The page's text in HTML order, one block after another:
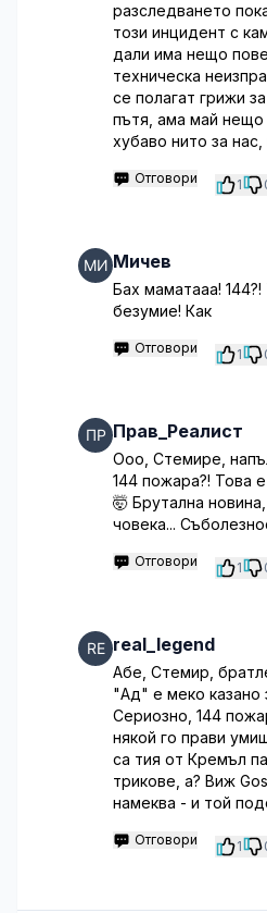
разследването
този инцидент с
дали има нещо
техническа
се полагат грижи
пътя, ама май
хубаво нито за нас,
Отговори 1
Мичев
Бах маматааа!
безумие! Как
Отговори 1
Прав_Реалист
Ооо, Стемире,
144 пожара?! Това
🤯 Брутална
човека...
Отговори 1
real_legend
Абе, Стемир,
"Ад" е меко казано
Сериозно, 144
някой го прави
са тия от Кремъл
трикове, а? Виж
намеква - и той
Отговори 1